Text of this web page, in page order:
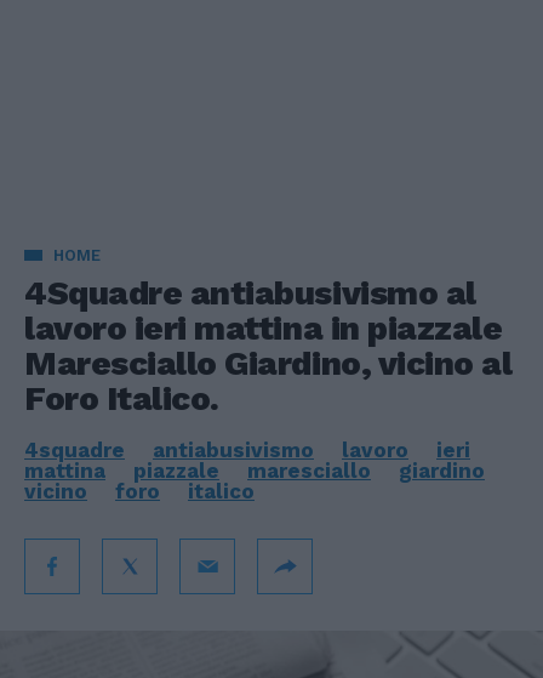
HOME
4Squadre antiabusivismo al
lavoro ieri mattina in piazzale
Maresciallo Giardino, vicino al
Foro Italico.
4squadre antiabusivismo lavoro
ieri
mattina
piazzale maresciallo
giardino
vicino
foro italico